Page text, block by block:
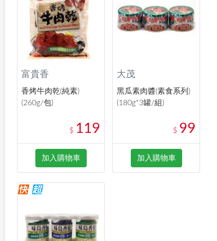
富貴香
香烤牛肉乾(純素)
(260g/包)
$ 119
加入購物車
大茂
黑瓜素肉醬(素食系列)
(180g*3罐/組)
$ 99
加入購物車